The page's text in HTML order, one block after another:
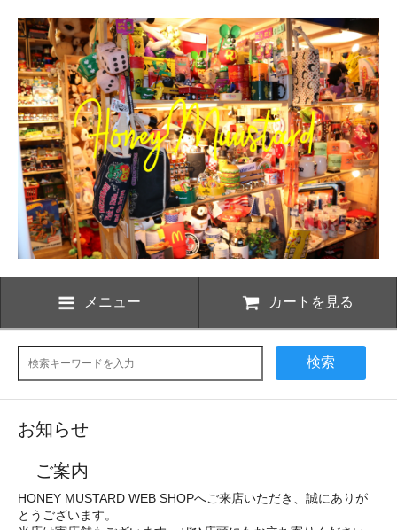
メニュー カートを見る
検索
お知らせ
ご案内
HONEY MUSTARD WEB SHOPへご来店いただき、誠にありが
とうございます。